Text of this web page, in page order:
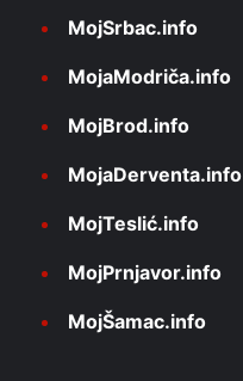
MojSrbac.info
MojaModriča.info
MojBrod.info
MojaDerventa.info
MojTeslić.info
MojPrnjavor.info
MojŠamac.info